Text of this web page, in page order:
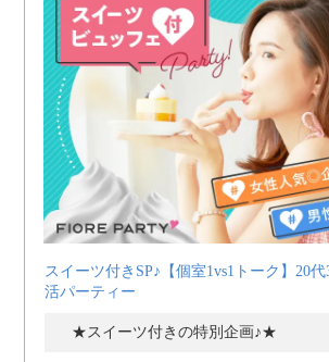
スイーツ付きSP♪【個室1vs1トーク】20
活パーティー
★スイーツ付きの特別企画♪★